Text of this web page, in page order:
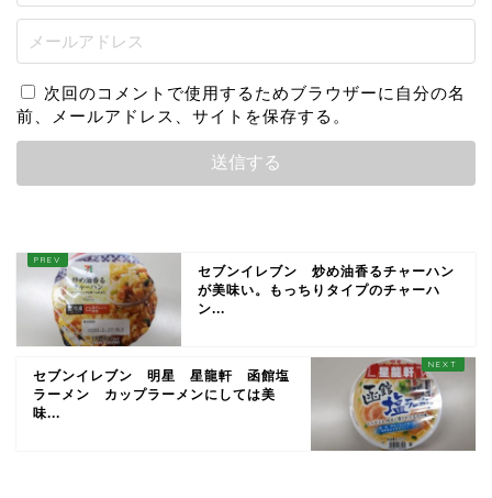
次回のコメントで使用するためブラウザーに自分の名
前、メールアドレス、サイトを保存する。
セブンイレブン 炒め油香るチャーハン
が美味い。もっちりタイプのチャーハ
ン...
セブンイレブン 明星 星龍軒 函館塩
ラーメン カップラーメンにしては美
味...